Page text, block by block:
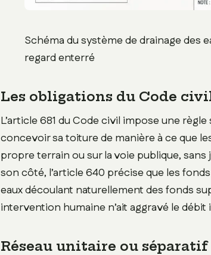
Schéma du système de drainage des
regard enterré
Les obligations du Code
L’article 681 du Code civil impose une
concevoir sa toiture de manière à ce que
propre terrain ou sur la voie publique,
son côté, l’article 640 précise que les
eaux découlant naturellement des fonds
intervention humaine n’ait aggravé le débit
Réseau unitaire ou séparatif